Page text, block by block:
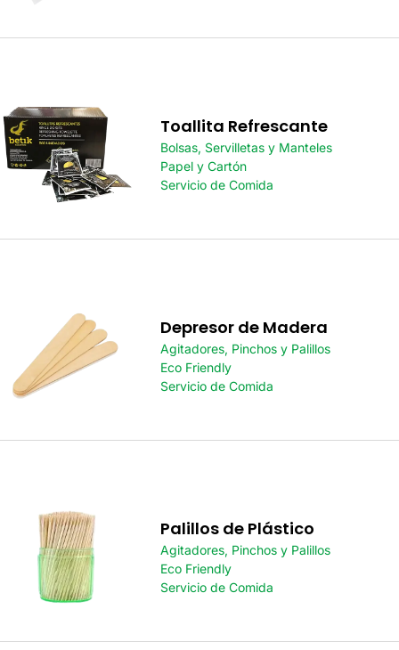
Toallita Refrescante
Bolsas, Servilletas y Manteles
Papel y Cartón
Servicio de Comida
Depresor de Madera
Agitadores, Pinchos y Palillos
Eco Friendly
Servicio de Comida
Palillos de Plástico
Agitadores, Pinchos y Palillos
Eco Friendly
Servicio de Comida